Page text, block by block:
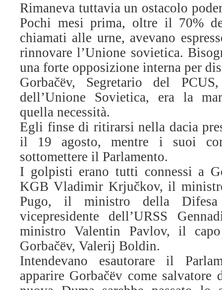
Rimaneva tuttavia un ostacolo
Pochi mesi prima, oltre il 70%
chiamati alle urne, avevano
rinnovare l’Unione sovietica.
una forte opposizione interna per
Gorbačëv, Segretario del
dell’Unione Sovietica, era la
quella necessità.
Egli finse di ritirarsi nella dacia
il 19 agosto, mentre i suoi
sottomettere il Parlamento.
I golpisti erano tutti connessi a
KGB Vladimir Krjučkov, il
Pugo, il ministro della
vicepresidente dell’URSS
ministro Valentin Pavlov, il
Gorbačëv, Valerij Boldin.
Intendevano esautorare il
apparire Gorbačëv come salvatore